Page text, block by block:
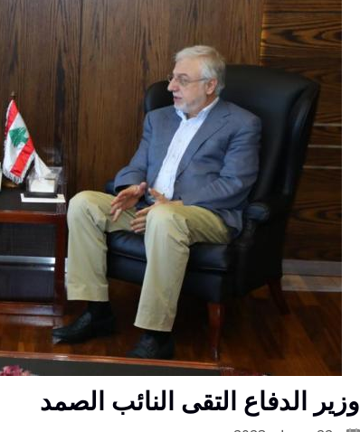
وزير الدفاع التقى النائب الصمد